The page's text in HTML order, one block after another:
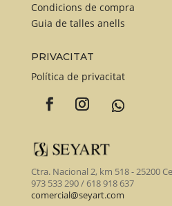
Condicions de compra
Guia de talles anells
PRIVACITAT
Política de privacitat
Ctra. Nacional 2, km 518 - 25200
973 533 290 / 618 918 637
comercial@seyart.com